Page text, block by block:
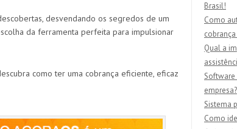
desvendando os segredos de um
da ferramenta perfeita para impulsionar
como ter uma cobrança eficiente, eficaz
Brasil!
Como
cobrança
Qual a
Software
empresa?
Sistema
Como